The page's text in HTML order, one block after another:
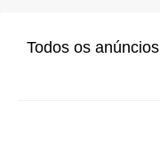
Todos os anúncios